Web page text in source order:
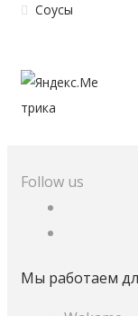
Соусы
Follow us
Мы работаем